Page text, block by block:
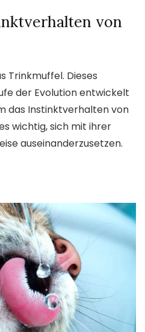
von
Trinkmuffel. Dieses
der Evolution entwickelt
das Instinktverhalten von
wichtig, sich mit ihrer
auseinanderzusetzen.